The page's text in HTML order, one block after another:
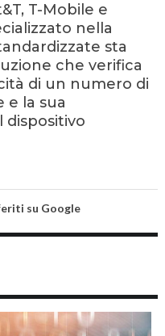
T-Mobile e
nella
sta
che verifica
di un numero di
e la sua
dispositivo
su Google